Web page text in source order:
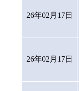
26年02月17日
26年02月17日